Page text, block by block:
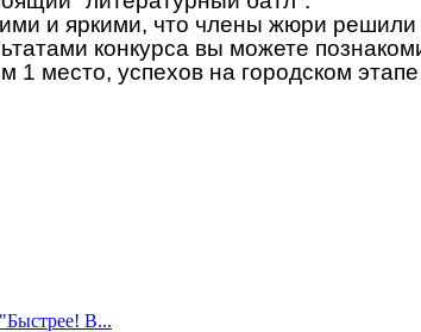
и яркими, что члены жюри решили
конкурса вы можете
место, успехов на городском этапе
В...